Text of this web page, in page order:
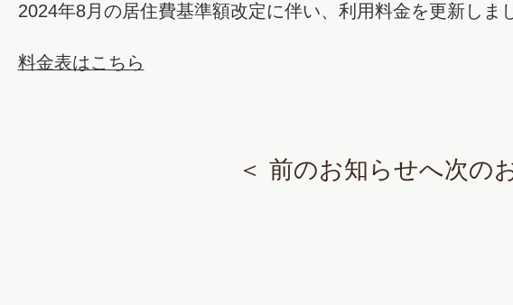
2024年8月の居住費基準額改定に伴い、利用料金を更新しま
料金表はこちら
＜ 前のお知らせへ次の